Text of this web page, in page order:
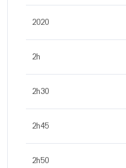
2020
2h
2h30
2h45
2h50